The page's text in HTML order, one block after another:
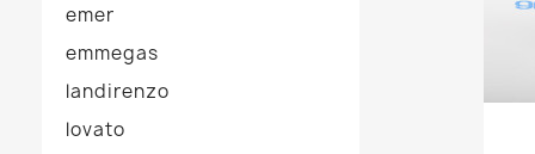
emer
emmegas
landirenzo
lovato